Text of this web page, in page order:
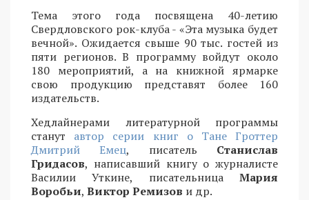
Тема этого года посвящена 40-летию
Свердловского рок-клуба - «Эта музыка будет
вечной». Ожидается свыше 90 тыс. гостей из
пяти регионов. В программу войдут около
180 мероприятий, а на книжной ярмарке
свою продукцию представят более 160
издательств.
Хедлайнерами литературной программы
станут автор серии книг о Тане Гроттер
Дмитрий Емец, писатель Станислав
Гридасов, написавший книгу о журналисте
Василии Уткине, писательница Мария
Воробьи, Виктор Ремизов и др.